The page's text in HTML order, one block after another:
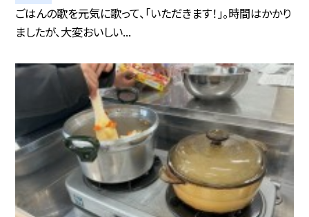
ごはんの歌を元気に歌って、「いただきます！」。時間はかかり
ましたが、大変おいしい...